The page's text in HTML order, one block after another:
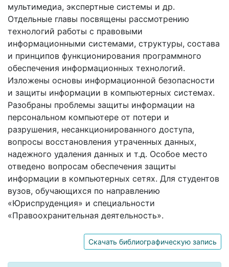
мультимедиа, экспертные системы и др.
Отдельные главы посвящены рассмотрению
технологий работы с правовыми
информационными системами, структуры, состава
и принципов функционирования программного
обеспечения информационных технологий.
Изложены основы информационной безопасности
и защиты информации в компьютерных системах.
Разобраны проблемы защиты информации на
персональном компьютере от потери и
разрушения, несанкционированного доступа,
вопросы восстановления утраченных данных,
надежного удаления данных и т.д. Особое место
отведено вопросам обеспечения защиты
информации в компьютерных сетях. Для студентов
вузов, обучающихся по направлению
«Юриспруденция» и специальности
«Правоохранительная деятельность».
Скачать библиографическую запись